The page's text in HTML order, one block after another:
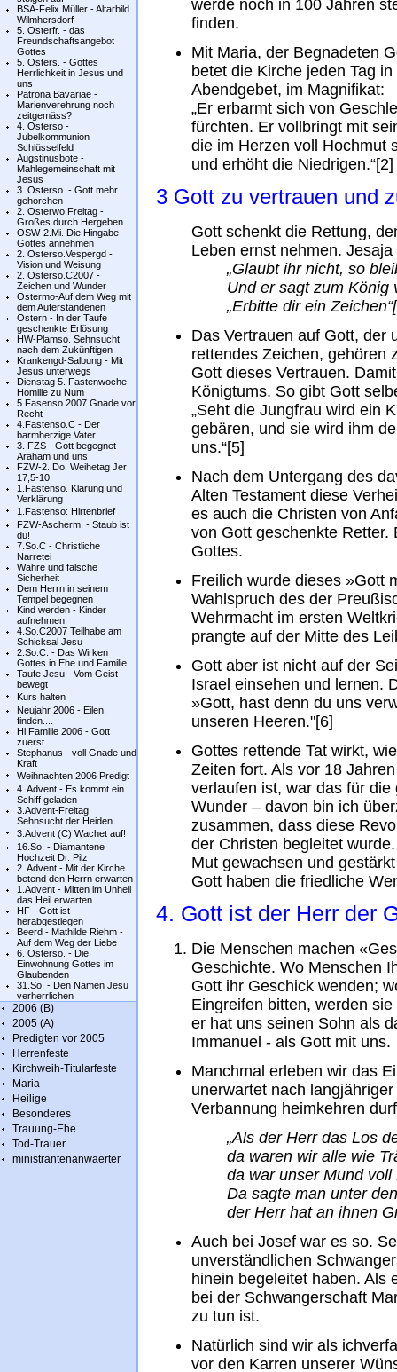
BSA-Felix Müller - Altarbild
Wilmhersdorf
5. Osterfr. - das
Freundschaftsangebot
Gottes
5. Osters. - Gottes
Herrlichkeit in Jesus und
uns
Patrona Bavariae -
Marienverehrung noch
zeitgemäss?
4. Osterso -
Jubelkommunion
Schlüsselfeld
Augstinusbote -
Mahlegemeinschaft mit
Jesus
3. Osterso. - Gott mehr
gehorchen
2. Osterwo.Freitag -
Großes durch Hergeben
OSW-2.Mi. Die Hingabe
Gottes annehmen
2. Osterso.Vespergd -
Vision und Weisung
2. Osterso.C2007 -
Zeichen und Wunder
Ostermo-Auf dem Weg mit
dem Auferstandenen
Ostern - In der Taufe
geschenkte Erlösung
HW-Plamso. Sehnsucht
nach dem Zukünftigen
Krankengd-Salbung - Mit
Jesus unterwegs
Dienstag 5. Fastenwoche -
Homilie zu Num
5.Fasenso.2007 Gnade vor
Recht
4.Fastenso.C - Der
barmherzige Vater
3. FZS - Gott begegnet
Araham und uns
FZW-2. Do. Weihetag Jer
17,5-10
1.Fastenso. Klärung und
Verklärung
1.Fastenso: Hirtenbrief
FZW-Ascherm. - Staub ist
du!
7.So.C - Christliche
Narretei
Wahre und falsche
Sicherheit
Dem Herrn in seinem
Tempel begegnen
Kind werden - Kinder
aufnehmen
4.So.C2007 Teilhabe am
Schicksal Jesu
2.So.C. - Das Wirken
Gottes in Ehe und Familie
Taufe Jesu - Vom Geist
bewegt
Kurs halten
Neujahr 2006 - Eilen,
finden....
Hl.Familie 2006 - Gott
zuerst
Stephanus - voll Gnade und
Kraft
Weihnachten 2006 Predigt
4. Advent - Es kommt ein
Schiff geladen
3.Advent-Freitag
Sehnsucht der Heiden
3.Advent (C) Wachet auf!
16.So. - Diamantene
Hochzeit Dr. Pilz
2. Advent - Mit der Kirche
betend den Herrn erwarten
1.Advent - Mitten im Unheil
das Heil erwarten
HF - Gott ist
herabgestiegen
Beerd - Mathilde Riehm -
Auf dem Weg der Liebe
6. Osterso. - Die
Einwohnung Gottes im
Glaubenden
31.So. - Den Namen Jesu
verherrlichen
2006 (B)
2005 (A)
Predigten vor 2005
Herrenfeste
Kirchweih-Titularfeste
Maria
Heilige
Besonderes
Trauung-Ehe
Tod-Trauer
ministrantenanwaerter
werde noch in 100 Jahren
finden.
Mit Maria, der Begnadeten
betet die Kirche jeden Tag
Abendgebet, im Magnifikat:
„Er erbarmt sich von
fürchten. Er vollbringt mit
die im Herzen voll Hochmut
und erhöht die
3 Gott zu vertrauen und
Gott schenkt die Rettung,
Leben ernst nehmen.
„Glaubt ihr nicht, so
Und er sagt zum König
„Erbitte dir ein
Das Vertrauen auf Gott, der
rettendes Zeichen, gehören
Gott dieses Vertrauen.
Königtums. So gibt Gott
„Seht die Jungfrau wird ein
gebären, und sie wird ihm
uns.“[5]
Nach dem Untergang des
Alten Testament diese
es auch die Christen von
von Gott geschenkte
Gottes.
Freilich wurde dieses »Gott
Wahlspruch des der
Wehrmacht im ersten
prangte auf der Mitte des
Gott aber ist nicht auf der
Israel einsehen und lernen.
»Gott, hast denn du uns
unseren Heeren."[6]
Gottes rettende Tat wirkt,
Zeiten fort. Als vor 18
verlaufen ist, war das für
Wunder – davon bin ich
zusammen, dass diese
der Christen begleitet
Mut gewachsen und
Gott haben die friedliche
4. Gott ist der Herr der
Die Menschen machen
Geschichte. Wo Menschen
Gott ihr Geschick wenden;
Eingreifen bitten, werden
er hat uns seinen Sohn als
Immanuel - als Gott mit uns.
Manchmal erleben wir das
unerwartet nach
Verbannung heimkehren
„Als der Herr das Los
da waren wir alle wie
da war unser Mund
Da sagte man unter
der Herr hat an ihnen
Auch bei Josef war es so.
unverständlichen
hinein begeleitet haben. Als
bei der Schwangerschaft
zu tun ist.
Natürlich sind wir als
vor den Karren unserer